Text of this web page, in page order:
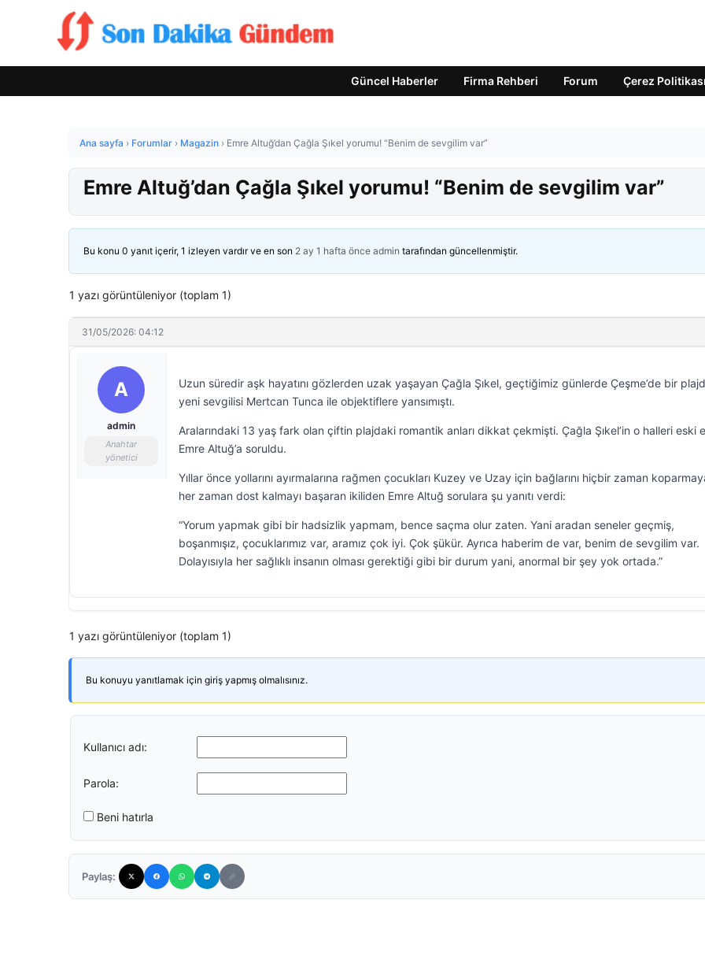
Güncel Haberler Firma Rehberi Forum Çerez Politikası
Ana sayfa › Forumlar › Magazin › Emre Altuğ’dan Çağla Şıkel yorumu! “Benim de sevgilim var”
Emre Altuğ’dan Çağla Şıkel yorumu! “Benim de sevgilim var”
Bu konu 0 yanıt içerir, 1 izleyen vardır ve en son 2 ay 1 hafta önce admin tarafından güncellenmiştir.
1 yazı görüntüleniyor (toplam 1)
31/05/2026: 04:12
A
admin
Anahtar
yönetici
Uzun süredir aşk hayatını gözlerden uzak yaşayan Çağla Şıkel, geçtiğimiz günlerde Çeşme’de bir
yeni sevgilisi Mertcan Tunca ile objektiflere yansımıştı.
Aralarındaki 13 yaş fark olan çiftin plajdaki romantik anları dikkat çekmişti. Çağla Şıkel’in o halleri eski
Emre Altuğ’a soruldu.
Yıllar önce yollarını ayırmalarına rağmen çocukları Kuzey ve Uzay için bağlarını hiçbir zaman
her zaman dost kalmayı başaran ikiliden Emre Altuğ sorulara şu yanıtı verdi:
“Yorum yapmak gibi bir hadsizlik yapmam, bence saçma olur zaten. Yani aradan seneler geçmiş,
boşanmışız, çocuklarımız var, aramız çok iyi. Çok şükür. Ayrıca haberim de var, benim de sevgilim var.
Dolayısıyla her sağlıklı insanın olması gerektiği gibi bir durum yani, anormal bir şey yok ortada.”
1 yazı görüntüleniyor (toplam 1)
Bu konuyu yanıtlamak için giriş yapmış olmalısınız.
Kullanıcı adı:
Parola:
Beni hatırla
Paylaş: